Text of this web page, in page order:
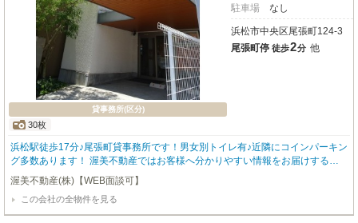
貸事務所(区分)
30枚
駐車場
なし
浜松市中央区尾張町124-3
尾張町停 徒歩2分 他
浜松駅徒歩17分♪尾張町貸事務所です！男女別トイレ有♪近隣にコインパーキン
グ多数あります！ 渥美不動産ではお客様へ分かりやすい情報をお届けする為
多くの写真や動画撮影 現地での正確な図面作成を心がけています 物件情報で
分からない事があれば お気軽にお問い合わせフォームよりお問い合わせ下さ
い♪
渥美不動産(株)【WEB面談可】
この会社の全物件を見る